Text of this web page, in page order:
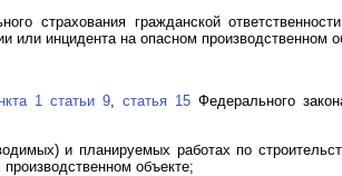
страхования гражданской
или инцидента на опасном производственном
1 статьи 9, статья 15Федерального
и планируемых работах по
объекте;